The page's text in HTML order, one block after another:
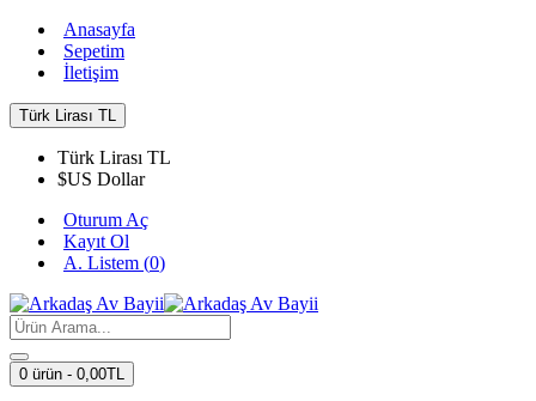
Anasayfa
Sepetim
İletişim
Türk Lirası TL
Türk Lirası TL
$US Dollar
Oturum Aç
Kayıt Ol
A. Listem (0)
0 ürün - 0,00TL